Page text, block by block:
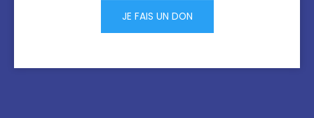
JE FAIS UN DON